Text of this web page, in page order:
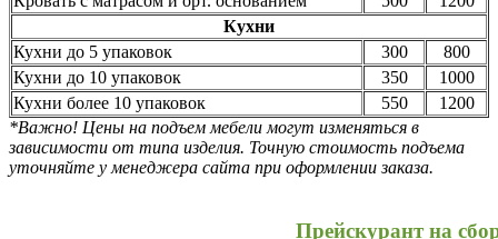
Кухни
Кухни до 5 упаковок
300
800
Кухни до 10 упаковок
350
1000
Кухни более 10 упаковок
550
1200
*Важно! Цены на подъем мебели могут изменяться в
зависимости от типа изделия. Точную стоимость подъема
уточняйте у менеджера сайта при оформлении заказа.
Прейскурант на